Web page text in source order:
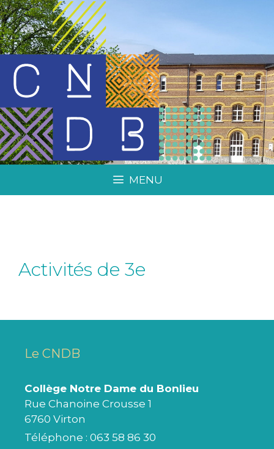
MENU
Activités de 3e
Le CNDB
Collège Notre Dame du Bonlieu
Rue Chanoine Crousse 1
6760 Virton
Téléphone : 063 58 86 30